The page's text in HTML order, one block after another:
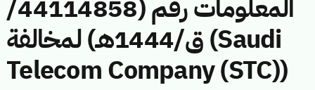
المعلومات رقم (44114858/
ق/1444هـ) لمخالفة (Saudi
Telecom Company (STC))